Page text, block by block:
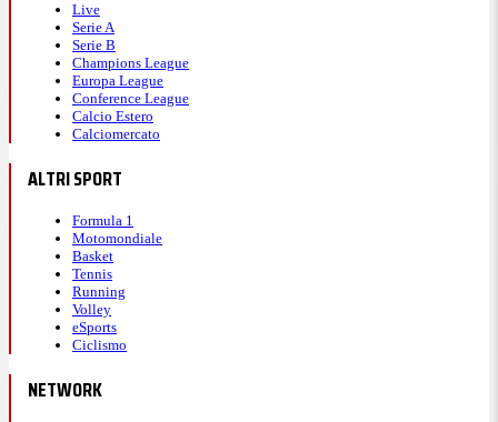
Live
Serie A
Serie B
Champions League
Europa League
Conference League
Calcio Estero
Calciomercato
ALTRI SPORT
Formula 1
Motomondiale
Basket
Tennis
Running
Volley
eSports
Ciclismo
NETWORK